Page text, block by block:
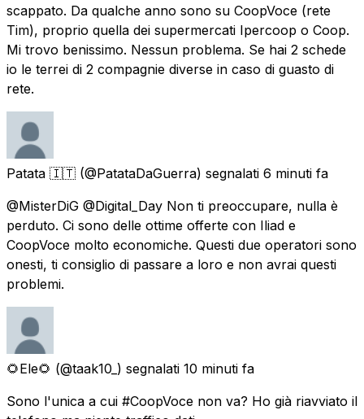
scappato. Da qualche anno sono su CoopVoce (rete
Tim), proprio quella dei supermercati Ipercoop o Coop.
Mi trovo benissimo. Nessun problema. Se hai 2 schede
io le terrei di 2 compagnie diverse in caso di guasto di
rete.
Patata 🇮🇹 (@PatataDaGuerra) segnalati 6 minuti fa
@MisterDiG @Digital_Day Non ti preoccupare, nulla è
perduto. Ci sono delle ottime offerte con Iliad e
CoopVoce molto economiche. Questi due operatori sono
onesti, ti consiglio di passare a loro e non avrai questi
problemi.
🌻Ele🌻 (@taak10_) segnalati 10 minuti fa
Sono l'unica a cui #CoopVoce non va? Ho già riavviato il